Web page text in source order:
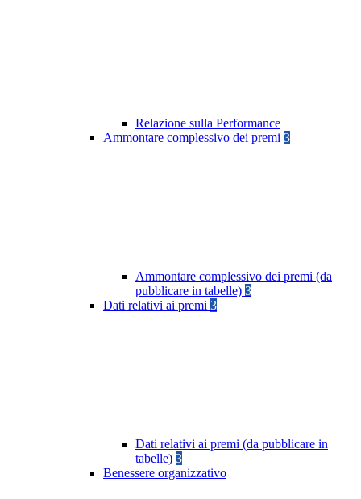
Relazione sulla Performance
Ammontare complessivo dei premi 3
Ammontare complessivo dei premi (da
pubblicare in tabelle) 3
Dati relativi ai premi 3
Dati relativi ai premi (da pubblicare in
tabelle) 3
Benessere organizzativo